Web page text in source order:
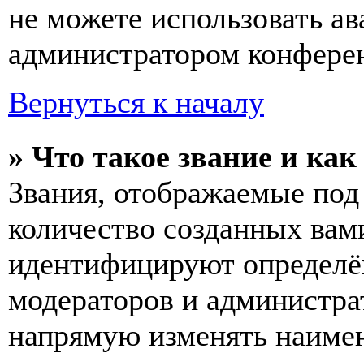
не можете использовать
администратором
Вернуться к началу
» Что такое звание и
Звания, отображаемые
количество созданных
идентифицируют
модераторов и
напрямую изменять